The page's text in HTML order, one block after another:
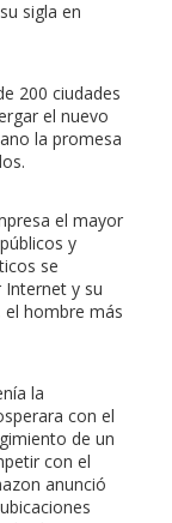
sigla en
200 ciudades
el nuevo
la promesa
el mayor
y
se
y su
hombre más
la
con el
de un
con el
anunció